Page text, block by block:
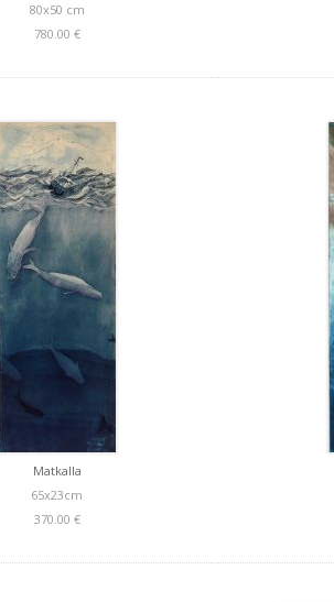
80x50 cm
780.00 €
Matkalla
65x23cm
370.00 €